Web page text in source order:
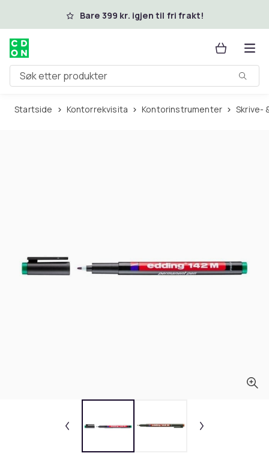
Hopp til hovedinnholdBare 399 kr. igjen til fri frakt!
Søk etter produkter
Startside Kontorrekvisita Kontorinstrumenter